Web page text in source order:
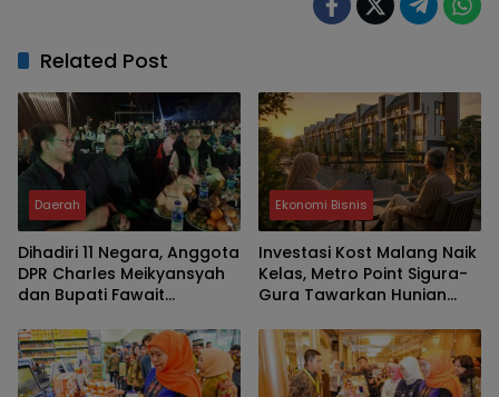
Related Post
Daerah
Dihadiri 11 Negara, Anggota
DPR Charles Meikyansyah
dan Bupati Fawait
Internasional JKCI
Ekonomi Bisnis
Investasi Kost Malang Naik
Kelas, Metro Point Sigura-
Gura Tawarkan Hunian
Panjang